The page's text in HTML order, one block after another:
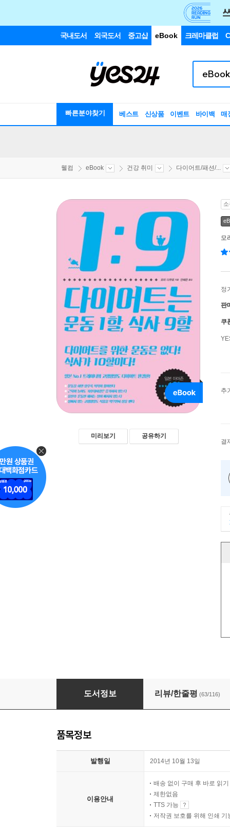
국내도서 외국도서 중고샵 eBook 크레마클럽
빠른분야찾기 베스트 신상품 이벤트 바이백 매
웰컴 eBook 건강 취미 다이어트/패션/...
미리보기 공유하기
모
정
판
쿠
추
결
다이어트는 운동 1할, 식사 9할
도서정보 리뷰/한줄평 (63/116)
품목정보
발행일 2014년 10월 13일
이용안내
배송 없이 구매 후 바로 읽기
제한없음
TTS 가능
저작권 보호를 위해 인쇄 기